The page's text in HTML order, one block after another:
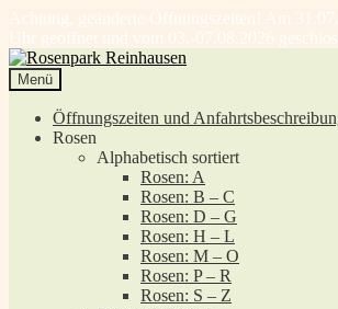
Achtung, geänderte Öffnungszeiten! Am
Uhr geöffnet und vom 03.-07.08.2026
Zur
Navigation
springen
Zum
Inhalt
springen
Menü
Öffnungszeiten und
Rosen
Alphabetisch sortiert
Rosen: A
Rosen: B – C
Rosen: D – G
Rosen: H – L
Rosen: M – O
Rosen: P – R
Rosen: S – Z